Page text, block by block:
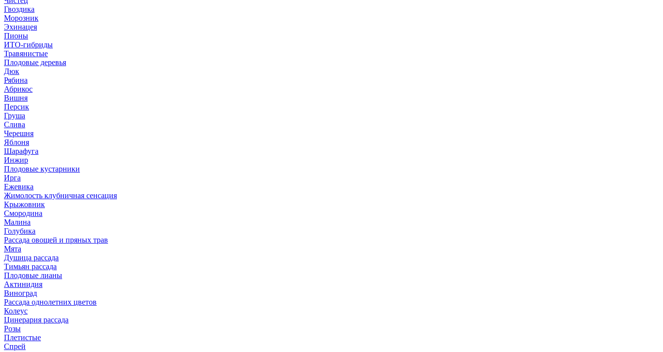
Гвоздика
Морозник
Эхинацея
Пионы
ИТО-гибриды
Травянистые
Плодовые деревья
Дюк
Рябина
Абрикос
Вишня
Персик
Груша
Слива
Черешня
Яблоня
Шарафуга
Инжир
Плодовые кустарники
Ирга
Ежевика
Жимолость клубничная сенсация
Крыжовник
Смородина
Малина
Голубика
Рассада овощей и пряных трав
Мята
Душица рассада
Тимьян рассада
Плодовые лианы
Актинидия
Виноград
Рассада однолетних цветов
Колеус
Цинерария рассада
Розы
Плетистые
Спрей